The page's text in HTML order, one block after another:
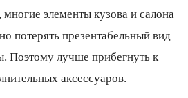
элементы кузова и салона
потерять презентабельный вид
Поэтому лучше прибегнуть к
аксессуаров.